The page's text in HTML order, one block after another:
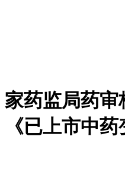
家药监局药审
《已上市中